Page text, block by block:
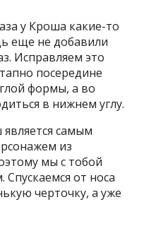
у Кроша какие-то
еще не добавили
Исправляем это
посередине
формы, а во
в нижнем углу.
самым
из
мы с тобой
от носа
черточку, а уже